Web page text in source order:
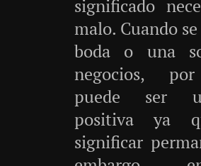
significado
malo. Cuando
boda o una
negocios,
puede ser
positiva ya
significar